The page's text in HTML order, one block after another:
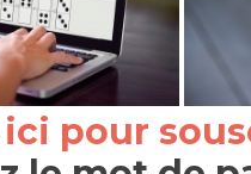
pour